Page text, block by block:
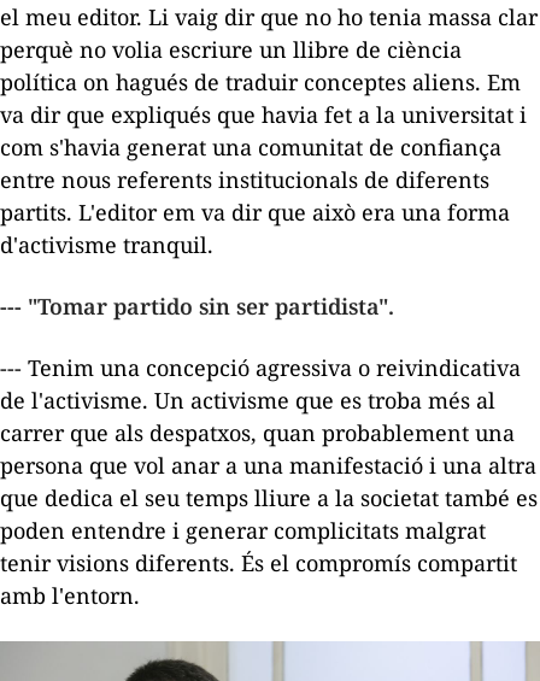
el meu editor. Li vaig dir que no ho tenia massa clar
perquè no volia escriure un llibre de ciència
política on hagués de traduir conceptes aliens. Em
va dir que expliqués que havia fet a la universitat i
com s'havia generat una comunitat de confiança
entre nous referents institucionals de diferents
partits. L'editor em va dir que això era una forma
d'activisme tranquil.
--- "Tomar partido sin ser partidista".
--- Tenim una concepció agressiva o reivindicativa
de l'activisme. Un activisme que es troba més al
carrer que als despatxos, quan probablement una
persona que vol anar a una manifestació i una altra
que dedica el seu temps lliure a la societat també es
poden entendre i generar complicitats malgrat
tenir visions diferents. És el compromís compartit
amb l'entorn.